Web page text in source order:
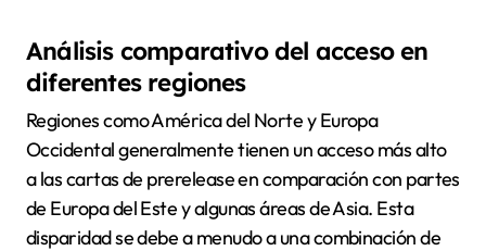
Análisis comparativo del acceso en
diferentes regiones
Regiones como América del Norte y Europa
Occidental generalmente tienen un acceso más alto
a las cartas de prerelease en comparación con partes
de Europa del Este y algunas áreas de Asia. Esta
disparidad se debe a menudo a una combinación de